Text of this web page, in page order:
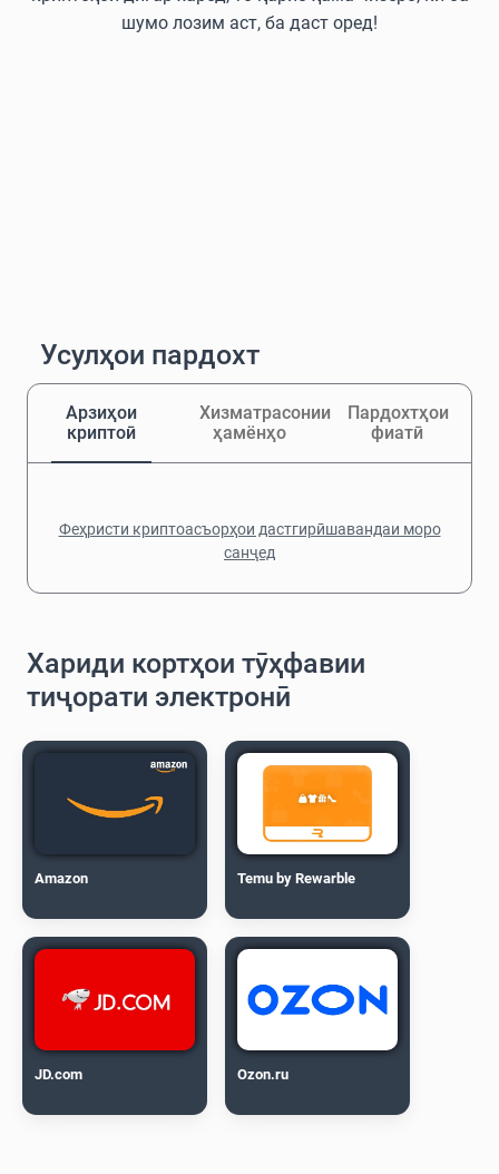
шумо лозим аст, ба даст оред!
Усулҳои пардохт
Арзиҳои
криптоӣ
Хизматрасонии
ҳамёнҳо
Пардохтҳои
фиатӣ
Феҳристи криптоасъорҳои дастгирӣшавандаи моро
санҷед
Хариди кортҳои тӯҳфавии
тиҷорати электронӣ
Amazon Temu by Rewarble
JD.com Ozon.ru